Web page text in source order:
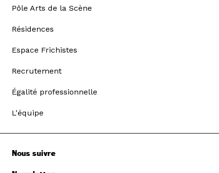
Pôle Arts de la Scène
Résidences
Espace Frichistes
Recrutement
Égalité professionnelle
L'équipe
Nous suivre